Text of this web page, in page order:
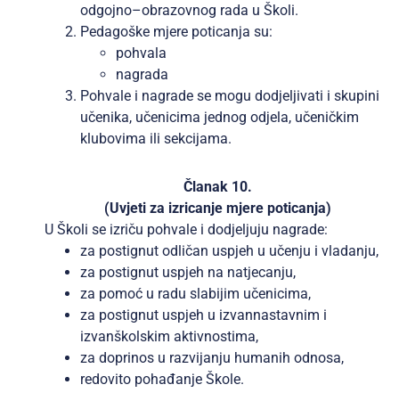
odgojno–obrazovnog rada u Školi.
Pedagoške mjere poticanja su:
pohvala
nagrada
Pohvale i nagrade se mogu dodjeljivati i skupini
učenika, učenicima jednog odjela, učeničkim
klubovima ili sekcijama.
Članak 10.
(Uvjeti za izricanje mjere poticanja)
U Školi se izriču pohvale i dodjeljuju nagrade:
za postignut odličan uspjeh u učenju i vladanju,
za postignut uspjeh na natjecanju,
za pomoć u radu slabijim učenicima,
za postignut uspjeh u izvannastavnim i
izvanškolskim aktivnostima,
za doprinos u razvijanju humanih odnosa,
redovito pohađanje Škole.